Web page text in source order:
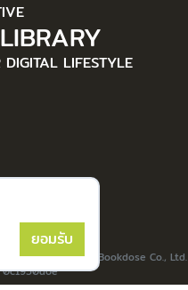
ยอมรับ
DIGITAL LIFESTYLE
| Powered by Bookdose Co., Ltd.
0c1950a6e